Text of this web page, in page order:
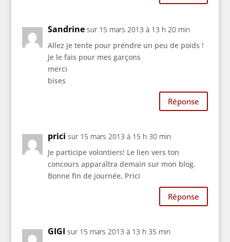
Sandrine sur 15 mars 2013 à 13 h 20 min
Allez je tente pour prendre un peu de poids !
Je le fais pour mes garçons
merci
bises
Réponse
prici sur 15 mars 2013 à 15 h 30 min
Je participe volontiers! Le lien vers ton
concours apparaîtra demain sur mon blog.
Bonne fin de journée, Prici
Réponse
GIGI sur 15 mars 2013 à 13 h 35 min